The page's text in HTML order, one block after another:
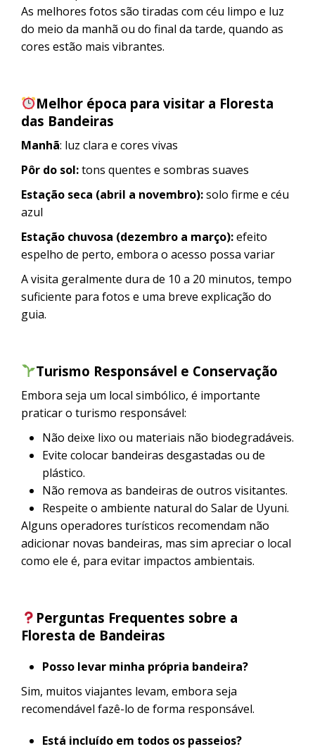
As melhores fotos são tiradas com céu limpo e luz
do meio da manhã ou do final da tarde, quando as
cores estão mais vibrantes.
Melhor época para visitar a Floresta
das Bandeiras
Manhã: luz clara e cores vivas
Pôr do sol:tons quentes e sombras suaves
Estação seca (abril a novembro):solo firme e céu
azul
Estação chuvosa (dezembro a março):efeito
espelho de perto, embora o acesso possa variar
A visita geralmente dura de 10 a 20 minutos, tempo
suficiente para fotos e uma breve explicação do
guia.
Turismo Responsável e Conservação
Embora seja um local simbólico, é importante
praticar o turismo responsável:
Não deixe lixo ou materiais não biodegradáveis.
Evite colocar bandeiras desgastadas ou de
plástico.
Não remova as bandeiras de outros visitantes.
Respeite o ambiente natural do Salar de Uyuni.
Alguns operadores turísticos recomendam não
adicionar novas bandeiras, mas sim apreciar o local
como ele é, para evitar impactos ambientais.
Perguntas Frequentes sobre a
Floresta de Bandeiras
Posso levar minha própria bandeira?
Sim, muitos viajantes levam, embora seja
recomendável fazê-lo de forma responsável.
Está incluído em todos os passeios?